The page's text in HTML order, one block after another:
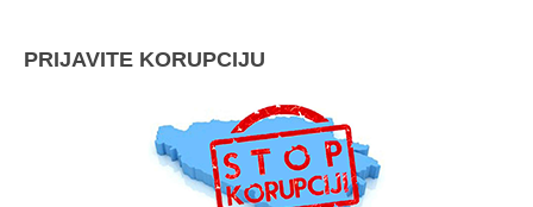
PRIJAVITE KORUPCIJU